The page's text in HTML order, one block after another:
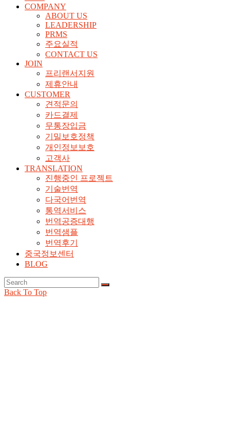
COMPANY
ABOUT US
LEADERSHIP
PRMS
주요실적
CONTACT US
JOIN
프리랜서지원
제휴안내
CUSTOMER
견적문의
카드결제
무통장입금
기밀보호정책
개인정보보호
고객사
TRANSLATION
진행중인 프로젝트
기술번역
다국어번역
통역서비스
번역공증대행
번역샘플
번역후기
중국정보센터
BLOG
Back To Top